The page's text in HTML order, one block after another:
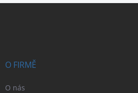
Z
O FIRMĚ
O nás